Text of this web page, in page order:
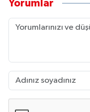
Yorumlar